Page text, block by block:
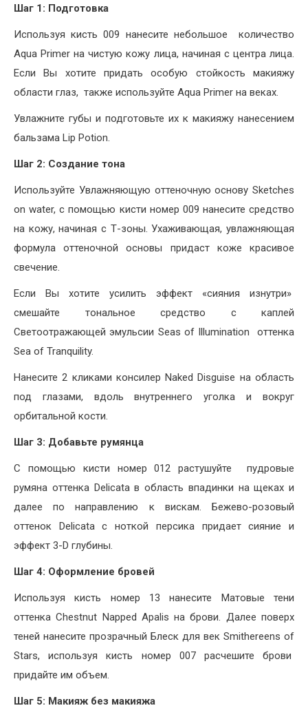
Шаг 1: Подготовка
Используя кисть 009 нанесите небольшое количество
Aqua Primer на чистую кожу лица, начиная с центра лица.
Если Вы хотите придать особую стойкость макияжу
области глаз, также используйте Aqua Primer на веках.
Увлажните губы и подготовьте их к макияжу нанесением
бальзама Lip Potion.
Шаг 2: Создание тона
Используйте Увлажняющую оттеночную основу Sketches
on water, с помощью кисти номер 009 нанесите средство
на кожу, начиная с Т-зоны. Ухаживающая, увлажняющая
формула оттеночной основы придаст коже красивое
свечение.
Если Вы хотите усилить эффект «сияния изнутри»
смешайте тональное средство с каплей
Светоотражающей эмульсии Seas of Illumination оттенка
Sea of Tranquility.
Нанесите 2 кликами консилер Naked Disguise на область
под глазами, вдоль внутреннего уголка и вокруг
орбитальной кости.
Шаг 3: Добавьте румянца
С помощью кисти номер 012 растушуйте пудровые
румяна оттенка Delicata в область впадинки на щеках и
далее по направлению к вискам. Бежево-розовый
оттенок Delicata с ноткой персика придает сияние и
эффект 3-D глубины.
Шаг 4: Оформление бровей
Используя кисть номер 13 нанесите Матовые тени
оттенка Chestnut Napped Apalis на брови. Далее поверх
теней нанесите прозрачный Блеск для век Smithereens of
Stars, используя кисть номер 007 расчешите брови
придайте им объем.
Шаг 5: Макияж без макияжа